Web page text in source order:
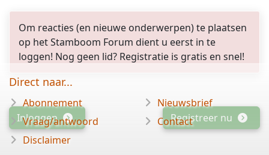
Om reacties (en nieuwe onderwerpen) te plaatsen
op het Stamboom Forum dient u eerst in te
loggen! Nog geen lid? Registratie is gratis en snel!
Inloggen Registreer nu
Direct naar...
Abonnement
Vraag/antwoord
Disclaimer
Nieuwsbrief
Contact